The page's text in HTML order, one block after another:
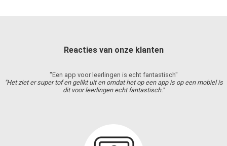
Reacties van onze klanten
"Een app voor leerlingen is echt fantastisch"
"Het ziet er super tof en gelikt uit en omdat het op een app is op een mobiel is
dit voor leerlingen echt fantastisch."